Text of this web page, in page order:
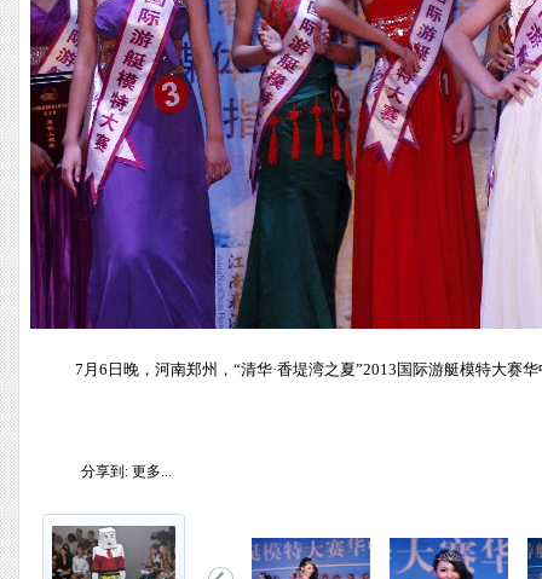
7月6日晚，河南郑州，“清华·香堤湾之夏”2013国际游艇模特大赛
分享到: 更多...